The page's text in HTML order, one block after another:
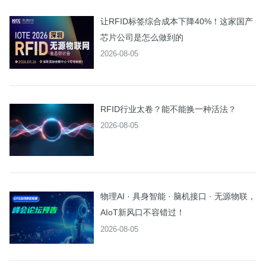
让RFID标签综合成本下降40%！这家国产
芯片公司是怎么做到的
2026-08-05
RFID行业太卷？能不能换一种活法？
2026-08-05
物理AI · 具身智能 · 脑机接口 · 无源物联，
AIoT新风口不容错过！
2026-08-05